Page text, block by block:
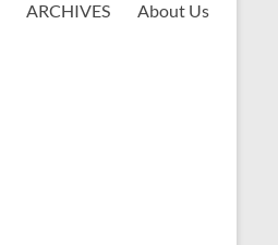
ARCHIVES About Us